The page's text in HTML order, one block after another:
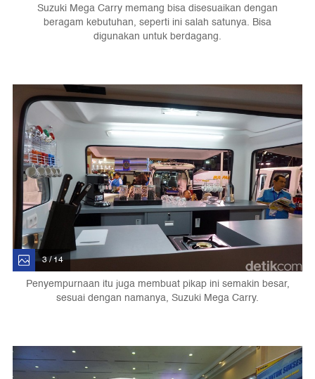
Suzuki Mega Carry memang bisa disesuaikan dengan
beragam kebutuhan, seperti ini salah satunya. Bisa
digunakan untuk berdagang.
3 / 14
Penyempurnaan itu juga membuat pikap ini semakin besar,
sesuai dengan namanya, Suzuki Mega Carry.